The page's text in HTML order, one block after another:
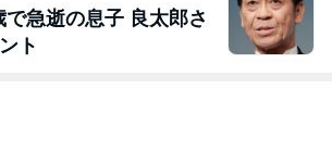
急逝の息子 良太郎さ
ト